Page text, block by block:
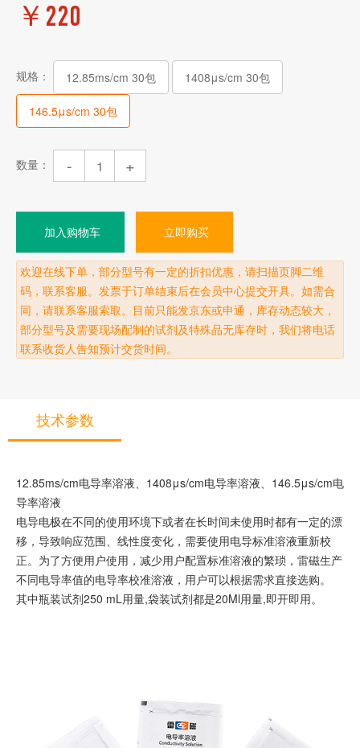
￥ 220
规格： 12.85ms/cm 30包 1408μs/cm 30包
146.5μs/cm 30包
数量： - +
加入购物车 立即购买
欢迎在线下单，部分型号有一定的折扣优惠，请扫描页脚二维
码，联系客服。发票于订单结束后在会员中心提交开具。如需合
同，请联系客服索取。目前只能发京东或申通，库存动态较大，
部分型号及需要现场配制的试剂及特殊品无库存时，我们将电话
联系收货人告知预计交货时间。
技术参数
12.85ms/cm电导率溶液、1408μs/cm电导率溶液、146.5μs/cm电
导率溶液
电导电极在不同的使用环境下或者在长时间未使用时都有一定的漂
移，导致响应范围、线性度变化，需要使用电导标准溶液重新校
正。为了方便用户使用，减少用户配置标准溶液的繁琐，雷磁生产
不同电导率值的电导率校准溶液，用户可以根据需求直接选购。
其中瓶装试剂250 mL用量,袋装试剂都是20Ml用量,即开即用。